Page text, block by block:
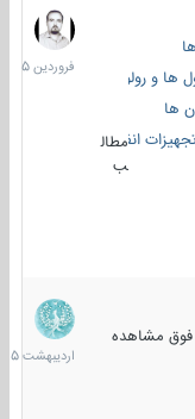
و رولورها
انفرادی
مطال
ب
17
فروردین
1405
مشاهده
27
1405